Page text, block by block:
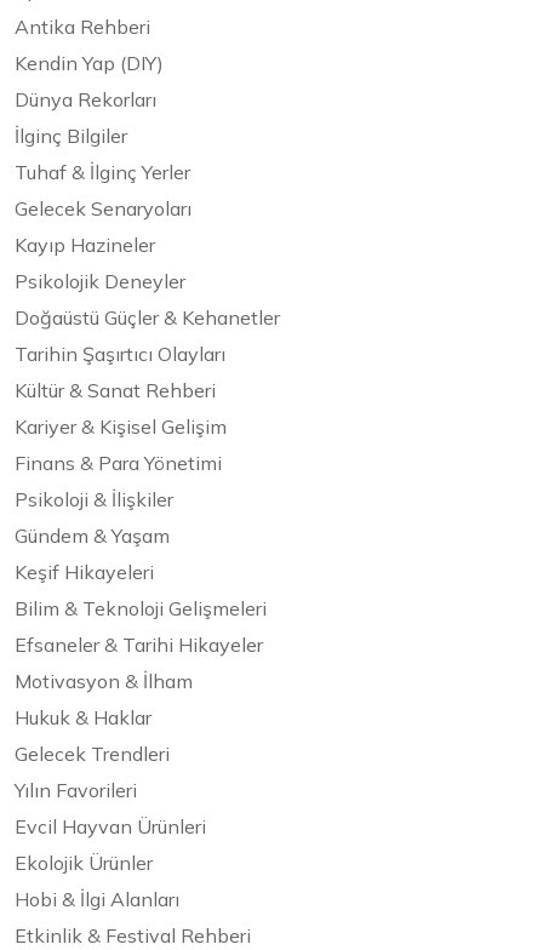
Antika Rehberi
Kendin Yap (DIY)
Dünya Rekorları
İlginç Bilgiler
Tuhaf & İlginç Yerler
Gelecek Senaryoları
Kayıp Hazineler
Psikolojik Deneyler
Doğaüstü Güçler & Kehanetler
Tarihin Şaşırtıcı Olayları
Kültür & Sanat Rehberi
Kariyer & Kişisel Gelişim
Finans & Para Yönetimi
Psikoloji & İlişkiler
Gündem & Yaşam
Keşif Hikayeleri
Bilim & Teknoloji Gelişmeleri
Efsaneler & Tarihi Hikayeler
Motivasyon & İlham
Hukuk & Haklar
Gelecek Trendleri
Yılın Favorileri
Evcil Hayvan Ürünleri
Ekolojik Ürünler
Hobi & İlgi Alanları
Etkinlik & Festival Rehberi